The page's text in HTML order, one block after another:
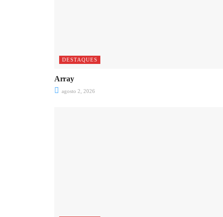
DESTAQUES
Array
agosto 2, 2026